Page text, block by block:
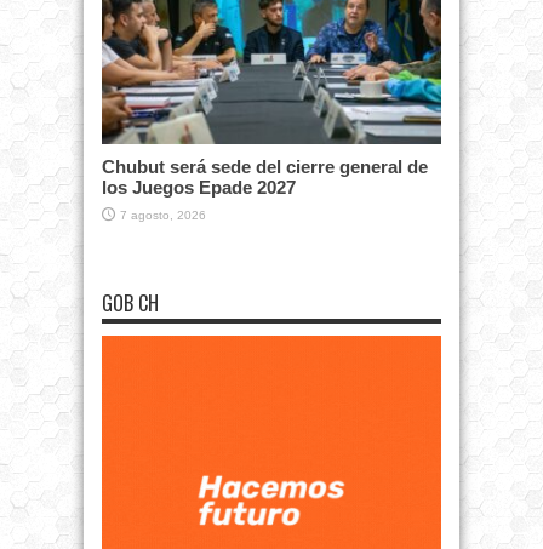
Chubut será sede del cierre general de
los Juegos Epade 2027
7 agosto, 2026
GOB CH